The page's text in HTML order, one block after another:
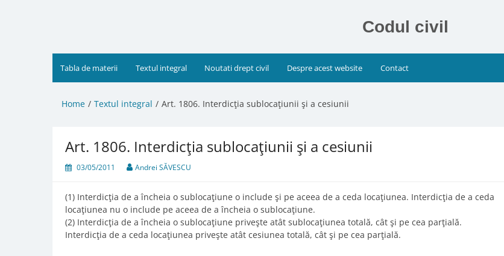
Codul civil
Tabla de materii Textul integral Noutati drept civil Despre acest website Contact
Home Textul integral Art. 1806. Interdicţia sublocaţiunii şi a cesiunii
Art. 1806. Interdicţia sublocaţiunii şi a cesiunii
03/05/2011 Andrei SĂVESCU
(1) Interdicţia de a încheia o sublocaţiune o include şi pe aceea de a ceda locaţiunea. Interdicţia de a ceda
locaţiunea nu o include pe aceea de a încheia o sublocaţiune.
(2) Interdicţia de a încheia o sublocaţiune priveşte atât sublocaţiunea totală, cât şi pe cea parţială.
Interdicţia de a ceda locaţiunea priveşte atât cesiunea totală, cât şi pe cea parţială.